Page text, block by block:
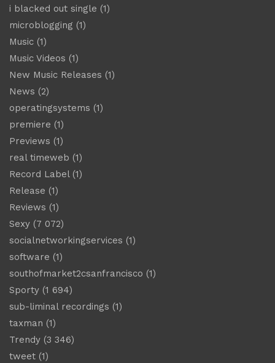
i blacked out single (1)
microblogging (1)
Music (1)
Music Videos (1)
New Music Releases (1)
News (2)
operatingsystems (1)
premiere (1)
Previews (1)
real timeweb (1)
Record Label(1)
Release (1)
Reviews (1)
Sexy (7 072)
socialnetworkingservices (1)
software (1)
southofmarket2csanfrancisco (1)
Sporty (1 694)
sub-liminal recordings (1)
taxman (1)
Trendy (3 346)
tweet (1)